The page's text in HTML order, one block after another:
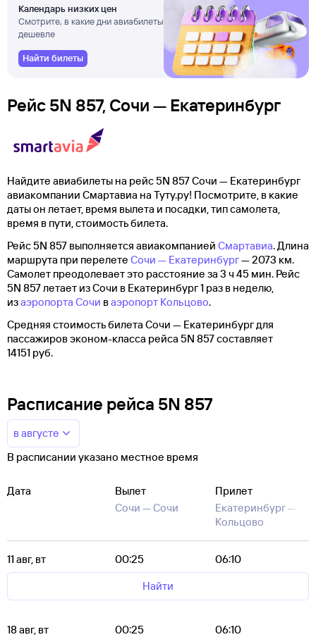
Календарь низких цен
Смотрите, в какие дни авиабилеты
дешевле
Найти билеты
Рейс 5N 857, Сочи — Екатеринбург
Найдите авиабилеты на рейс 5N 857 Сочи — Екатеринбург
авиакомпании Смартавиа на Туту.ру! Посмотрите, в какие
даты он летает, время вылета и посадки, тип самолета,
время в пути, стоимость билета.
Рейс 5N 857 выполняется авиакомпанией Смартавиа. Длина
маршрута при перелете Сочи — Екатеринбург— 2073 км.
Самолет преодолевает это расстояние за 3 ч 45 мин. Рейс
5N 857 летает из Сочи в Екатеринбург 1 раз в неделю,
изаэропорта Сочи ваэропорт Кольцово.
Средняя стоимость билета Сочи — Екатеринбург для
пассажиров эконом-класса рейса 5N 857 составляет
14151 руб.
Расписание рейса 5N 857
в августе
В расписании указано местное время
Дата
Вылет
Сочи — Сочи
Прилет
Екатеринбург —
Кольцово
11 авг, вт 00:25
06:10
Найти
18 авг, вт 00:25
06:10